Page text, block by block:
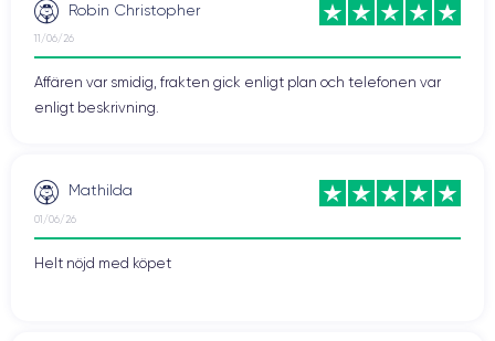
Robin Christopher
11/06/26
Affären var smidig, frakten gick enligt plan och telefonen var
enligt beskrivning.
Mathilda
01/06/26
Helt nöjd med köpet